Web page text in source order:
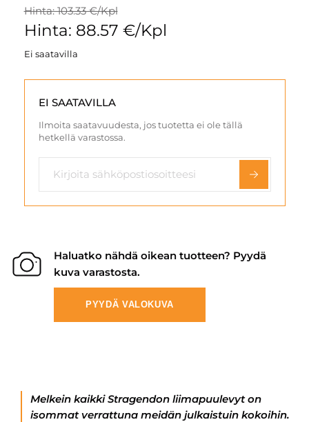
Hinta: 103.33 €/Kpl
Hinta: 88.57 €/Kpl
Ei saatavilla
EI SAATAVILLA
Ilmoita saatavuudesta, jos tuotetta ei ole tällä
hetkellä varastossa.
Haluatko nähdä oikean tuotteen? Pyydä
kuva varastosta.
PYYDÄ VALOKUVA
Melkein kaikki Stragendon liimapuulevyt on
isommat verrattuna meidän julkaistuin kokoihin.